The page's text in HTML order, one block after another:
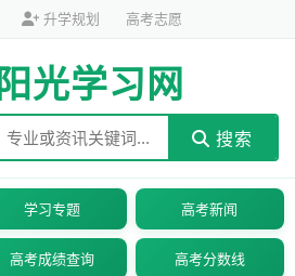
升学规划 高考志愿
阳光学习网
搜索
学习专题 高考新闻
高考成绩查询 高考分数线